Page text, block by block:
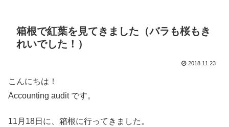
箱根で紅葉を見てきました（バラも桜もき
れいでした！）
2018.11.23
こんにちは！
Accounting audit です。
11月18日に、箱根に行ってきました。